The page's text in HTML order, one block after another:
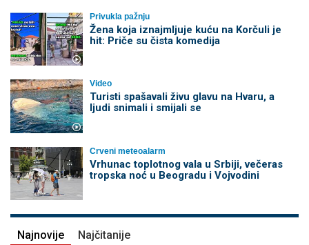
Privukla pažnju
Žena koja iznajmljuje kuću na Korčuli je
hit: Priče su čista komedija
Video
Turisti spašavali živu glavu na Hvaru, a
ljudi snimali i smijali se
Crveni meteoalarm
Vrhunac toplotnog vala u Srbiji, večeras
tropska noć u Beogradu i Vojvodini
Najnovije Najčitanije